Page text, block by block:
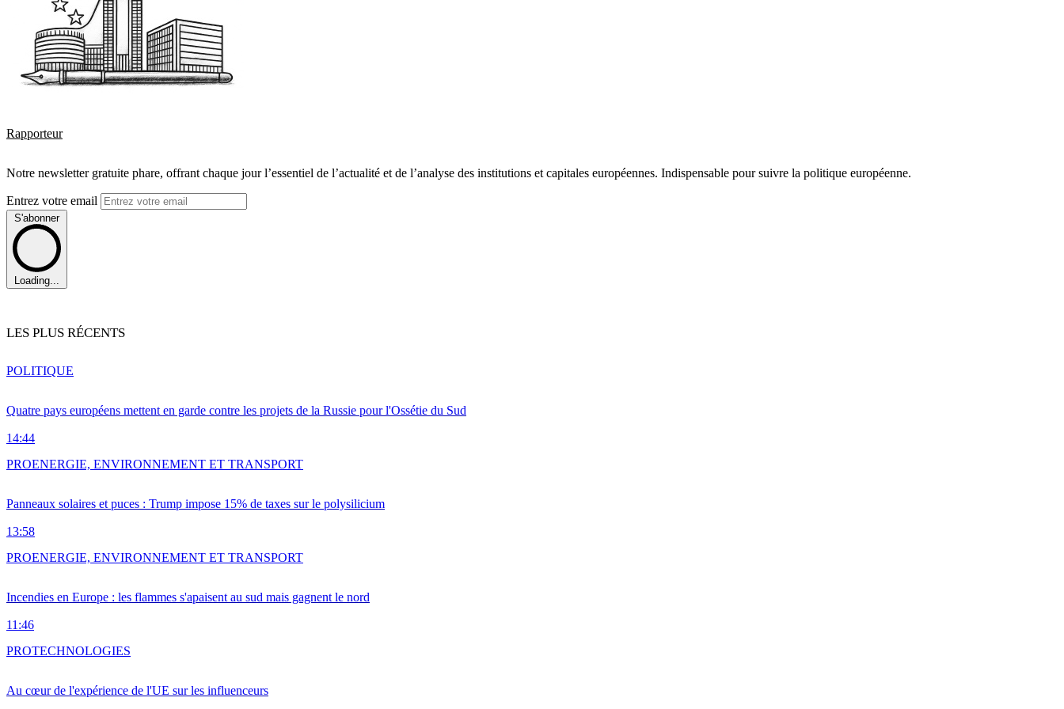
Rapporteur
Notre newsletter gratuite phare, offrant chaque jour l’essentiel de l’actualité et de l’analyse des institutions et capitales européennes. Indispensable pour suivre la politique européenne.
Entrez votre email
S'abonner
Loading...
LES PLUS RÉCENTS
Quatre pays européens mettent en garde contre les projets de la Russie pour l'Ossétie du Sud
14:44
POLITIQUE
Panneaux solaires et puces : Trump impose 15% de taxes sur le polysilicium
13:58
PROENERGIE, ENVIRONNEMENT ET TRANSPORT
Incendies en Europe : les flammes s'apaisent au sud mais gagnent le nord
11:46
PROENERGIE, ENVIRONNEMENT ET TRANSPORT
Au cœur de l'expérience de l'UE sur les influenceurs
PROTECHNOLOGIES